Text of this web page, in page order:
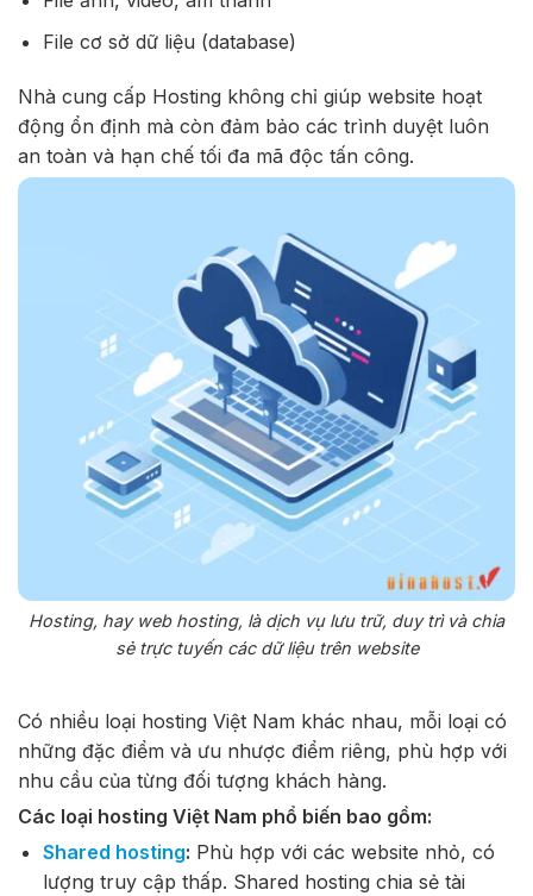
File cơ sở dữ liệu (database)
Nhà cung cấp Hosting không chỉ giúp website hoạt
động ổn định mà còn đảm bảo các trình duyệt luôn
an toàn và hạn chế tối đa mã độc tấn công.
Hosting, hay web hosting, là dịch vụ lưu trữ, duy trì và chia
sẻ trực tuyến các dữ liệu trên website
Có nhiều loại hosting Việt Nam khác nhau, mỗi loại có
những đặc điểm và ưu nhược điểm riêng, phù hợp với
nhu cầu của từng đối tượng khách hàng.
Các loại hosting Việt Nam phổ biến bao gồm:
Shared hosting: Phù hợp với các website nhỏ, có
lượng truy cập thấp. Shared hosting chia sẻ tài